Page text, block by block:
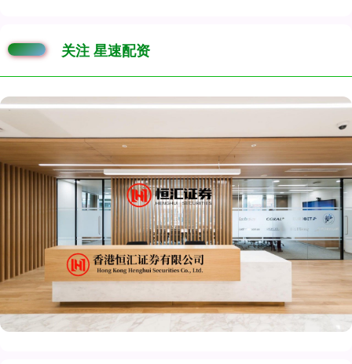
关注 星速配资